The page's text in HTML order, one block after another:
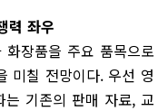
력 좌우
장품을 주요 품목으로
미칠 전망이다. 우선 영
기존의 판매 자료, 교